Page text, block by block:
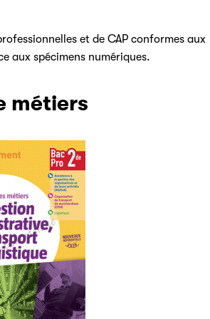
et de CAP conformes aux
aux spécimens numériques.
métiers